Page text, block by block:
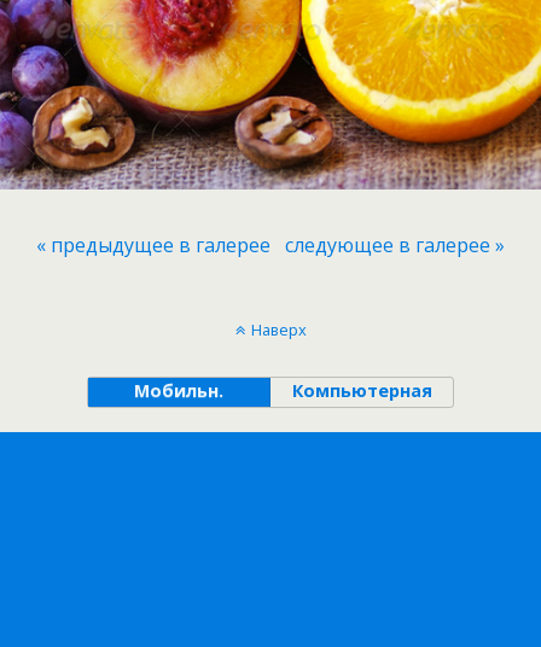
« предыдущее в галерее следующее в галерее »
Наверх
Мобильн. Компьютерная